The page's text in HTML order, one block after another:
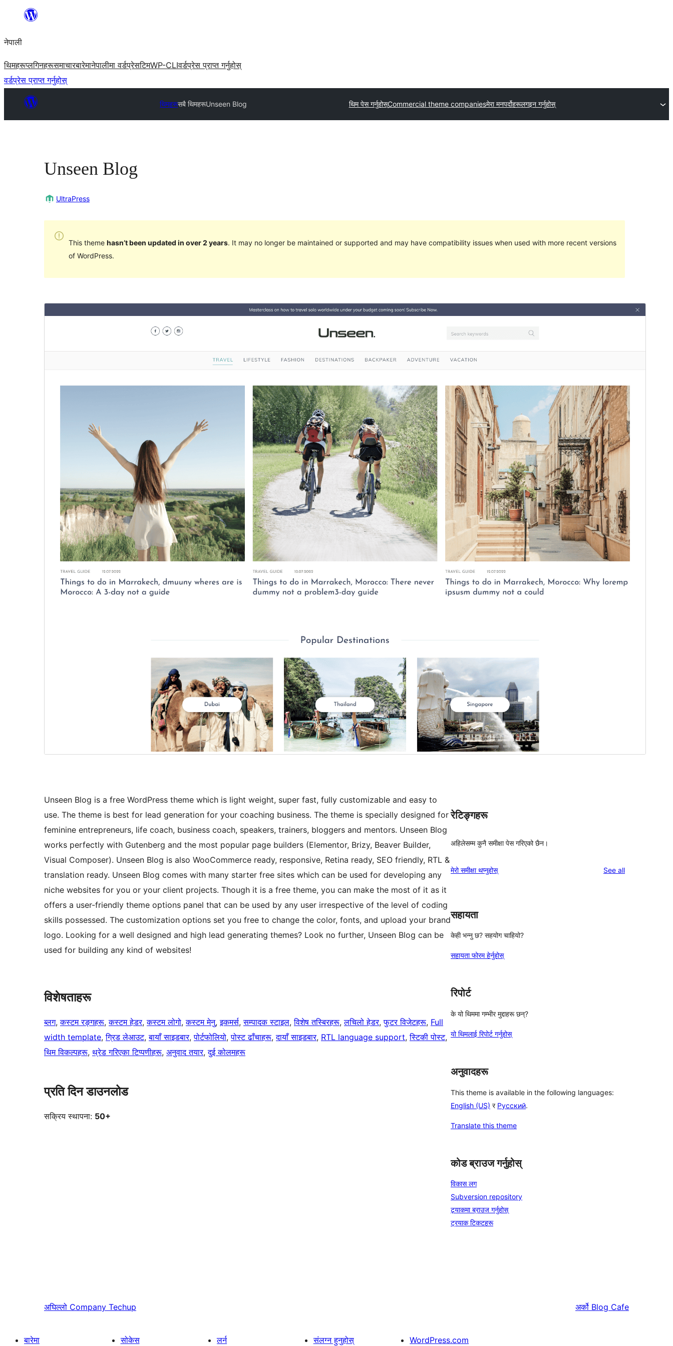
सामग्रीमा
नेपाली
थिमहरूप्लगिनहरूसमाचारबारेमानेपालीमा वर्डप्रेसटिमWP-CLIवर्डप्रेस प्राप्त गर्नुहोस्
वर्डप्रेस प्राप्त गर्नुहोस्
थिमहरूसबै थिमहरूUnseen Blog थिम पेस गर्नुहोस्Commercial theme companiesमेरा मनपर्दोहरूलगइन गर्नुहोस्
Unseen Blog
UltraPress
This theme hasn’t been updated in over 2 years. It may no longer be maintained or supported and may have compatibility issues when used with more recent versions
of WordPress.
संस्करण
थिम गृहपृष्ठ
Unseen Blog is a free WordPress theme which is light weight, super fast, fully customizable and easy to
use. The theme is best for lead generation for your coaching business. The theme is specially designed for
feminine entrepreneurs, life coach, business coach, speakers, trainers, bloggers and mentors. Unseen Blog
works perfectly with Gutenberg and the most popular page builders (Elementor, Brizy, Beaver Builder,
Visual Composer). Unseen Blog is also WooCommerce ready, responsive, Retina ready, SEO friendly, RTL &
translation ready. Unseen Blog comes with many starter free sites which can be used for developing any
niche websites for you or your client projects. Though it is a free theme, you can make the most of it as it
offers a user-friendly theme options panel that can be used by any user irrespective of the level of coding
skills possessed. The customization options set you free to change the color, fonts, and upload your brand
logo. Looking for a well designed and high lead generating themes? Look no further, Unseen Blog can be
used for building any kind of websites!
विशेषताहरू
ब्लग, कस्टम रङ्गहरू, कस्टम हेडर, कस्टम लोगो, कस्टम मेनु, इकमर्स, सम्पादक स्टाइल, विशेष तस्बिरहरू, लचिलो हेडर, फुटर विजेटहरू, Full
width template, ग्रिड लेआउट, बायाँ साइडबार, पोर्टफोलियो, पोस्ट ढाँचाहरू, दायाँ साइडबार, RTL language support, स्टिकी पोस्ट
थिम विकल्पहरू, थ्रेड गरिएका टिप्पणीहरू, अनुवाद तयार, दुई कोलमहरू
प्रति दिन डाउनलोड
सक्रिय स्थापना: 50+
रेटिङ्गहरू
अहिलेसम्म कुनै समीक्षा पेस गरिएको छैन।
मेरो समीक्षा थप्नुहोस् See allreviews
सहायता
केही भन्नु छ? सहयोग चाहियो?
सहायता फोरम हेर्नुहोस्
रिपोर्ट
के यो थिममा गम्भीर मुद्दाहरू छन्?
यो थिमलाई रिपोर्ट गर्नुहोस्
अनुवादहरू
This theme is available in the following languages:
English (US) र Русский.
Translate this theme
कोड ब्राउज गर्नुहोस्
विकास लग
Subversion repository
ट्र्याकमा ब्राउज गर्नुहोस्
ट्रयाक टिकटहरू
अघिल्लो Company Techup अर्को Blog Cafe
बारेमा सोकेस लर्न संलग्न हुनुहोस् WordPress.com